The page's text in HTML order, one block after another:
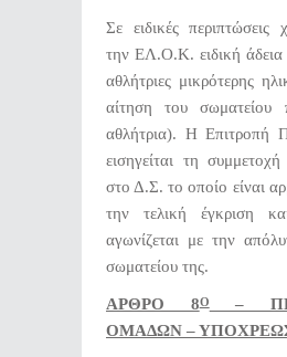
Σε ειδικές περιπτώσεις
την ΕΛ.Ο.Κ. ειδική άδεια
αθλήτριες μικρότερης
αίτηση του σωματείου
αθλήτρια). Η Επιτροπή
εισηγείται τη
στο Δ.Σ. το οποίο είναι
την τελική έγκριση
αγωνίζεται με την
σωματείου της.
ΑΡΘΡΟ 8Ο–
ΟΜΑΔΩΝ –